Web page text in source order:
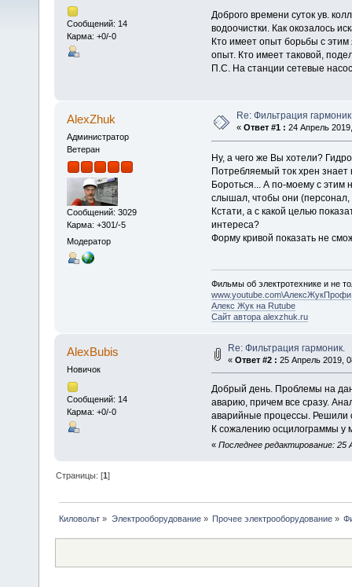
Сообщений: 14
Карма: +0/-0
Доброго времени суток ув.
водоочистки. Как окозалось
Кто имеет опыт борьбы с
опыт. Кто имеет таковой,
П.С. На станции сетевые
AlexZhuk
Администратор
Ветеран
Сообщений: 3029
Карма: +301/-5
Модератор
Re: Фильтрация
« Ответ #1 : 24 Апрель
Ну, а чего же Вы хотели?
Потребляемый ток хрен знает
Бороться... А по-моему с этим
слышал, чтобы они (персонал,
Кстати, а с какой целью
интереса?
Форму кривой показать не
Фильмы об электротехнике и не
www.youtube.com\АлексЖукПрофи
Алекс Жук на Rutube
Сайт автора alexzhuk.ru
AlexBubis
Новичок
Сообщений: 14
Карма: +0/-0
Re: Фильтрация гармоник.
« Ответ #2 : 25 Апрель 2019,
Добрый день. Проблемы на
аварию, причем все сразу.
аварийные процессы. Решили
К сожалению осцилограммы у
« Последнее редактирование: 25
Страницы: [1]
Киловольт » Электрооборудование» Прочее электрооборудование»